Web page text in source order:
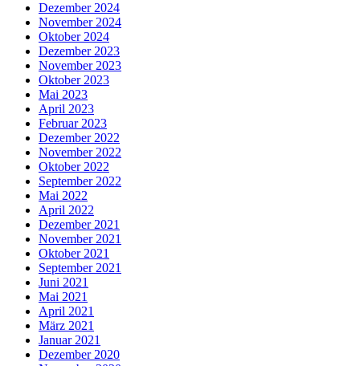
Dezember 2024
November 2024
Oktober 2024
Dezember 2023
November 2023
Oktober 2023
Mai 2023
April 2023
Februar 2023
Dezember 2022
November 2022
Oktober 2022
September 2022
Mai 2022
April 2022
Dezember 2021
November 2021
Oktober 2021
September 2021
Juni 2021
Mai 2021
April 2021
März 2021
Januar 2021
Dezember 2020